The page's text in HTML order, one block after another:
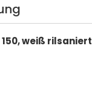
weiß rilsaniert